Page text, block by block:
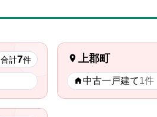
合計7件 上郡町
中古一戸建て1件